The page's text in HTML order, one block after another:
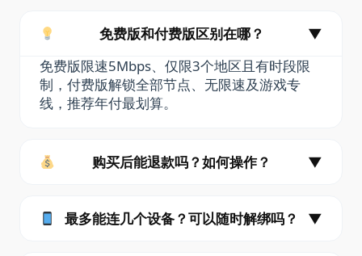
免费版和付费版区别在哪？
▼
免费版限速5Mbps、仅限3个地区且有时段限
制，付费版解锁全部节点、无限速及游戏专
线，推荐年付最划算。
购买后能退款吗？如何操作？ ▼
最多能连几个设备？可以随时解绑吗？ ▼